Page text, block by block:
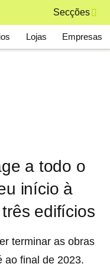
Secções
Lojas Empresas
a todo o
início à
edifícios
terminar as obras
ao final de 2023.